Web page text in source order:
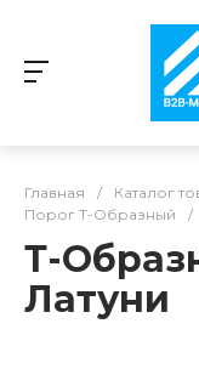
Главная / Каталог
Порог Т-Образный
/
Т-
Латуни